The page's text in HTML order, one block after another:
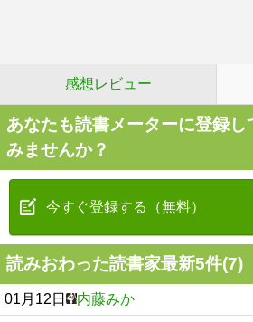
感想レビュー
あなたも読書メーターに登録し
みませんか？
今すぐ登録する（無料）
読みおわった読書家最新5件(7)
01月12日 内藤みか